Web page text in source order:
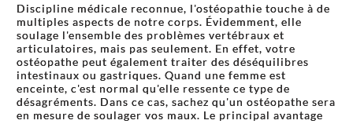
Discipline médicale reconnue, l'ostéopathie touche à de
multiples aspects de notre corps. Évidemment, elle
soulage l'ensemble des problèmes vertébraux et
articulatoires, mais pas seulement. En effet, votre
ostéopathe peut également traiter des déséquilibres
intestinaux ou gastriques. Quand une femme est
enceinte, c'est normal qu'elle ressente ce type de
désagréments. Dans ce cas, sachez qu'un ostéopathe sera
en mesure de soulager vos maux. Le principal avantage